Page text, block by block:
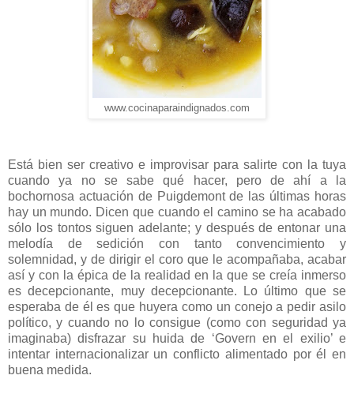
www.cocinaparaindignados.com
Está bien ser creativo e improvisar para salirte con la tuya
cuando ya no se sabe qué hacer, pero de ahí a la
bochornosa actuación de Puigdemont de las últimas horas
hay un mundo. Dicen que cuando el camino se ha acabado
sólo los tontos siguen adelante; y después de entonar una
melodía de sedición con tanto convencimiento y
solemnidad, y de dirigir el coro que le acompañaba, acabar
así y con la épica de la realidad en la que se creía inmerso
es decepcionante, muy decepcionante. Lo último que se
esperaba de él es que huyera como un conejo a pedir asilo
político, y cuando no lo consigue (como con seguridad ya
imaginaba) disfrazar su huida de ‘Govern en el exilio’ e
intentar internacionalizar un conflicto alimentado por él en
buena medida.